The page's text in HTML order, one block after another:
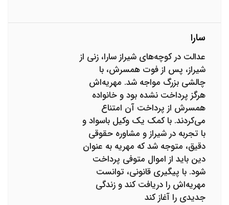
سارا
عدالت در کوچه‌های شیراز سارا، زنی از
شیراز، پس از فوت همسرش، با
چالشی بزرگ مواجه شد. مهریه‌اش
هرگز پرداخت نشده بود و خانواده
همسرش از پرداخت آن امتناع
می‌کردند. با کمک یک وکیل باسواد و
با تجربه در شیراز و مشاوره حقوقی
دقیق، متوجه شد که مهریه به عنوان
دین باید از اموال متوفی پرداخت
شود. با پیگیری قانونی، توانست
مهریه‌اش را دریافت کند و زندگی
جدیدی را آغاز کند